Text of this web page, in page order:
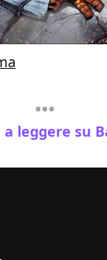
leggere su